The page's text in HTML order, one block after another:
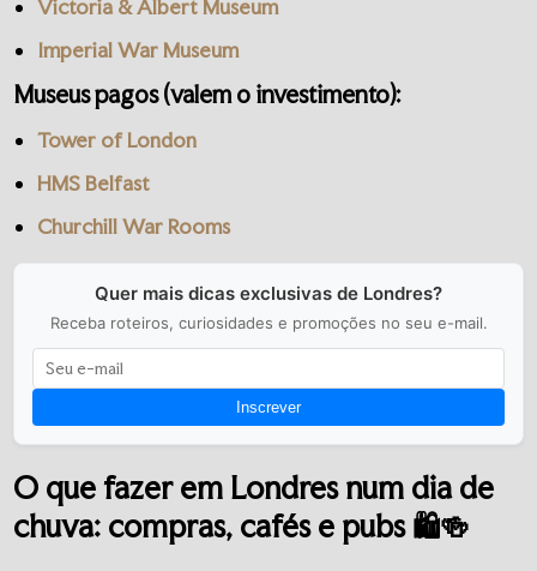
Victoria & Albert Museum
Imperial War Museum
Museus pagos (valem o investimento):
Tower of London
HMS Belfast
Churchill War Rooms
Quer mais dicas exclusivas de Londres?
Receba roteiros, curiosidades e promoções no seu e-mail.
Inscrever
O que fazer em Londres num dia de
chuva: compras, cafés e pubs 🛍️🍻